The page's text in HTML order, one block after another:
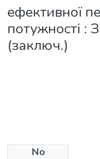
ефективної
потужності :
(заключ.)
No